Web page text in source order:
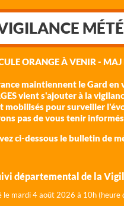
ORANGE À VENIR -
maintiennent le Gard en
vient s'ajouter à la
mobilisés pour surveiller
pas de vous tenir
ci-dessous le bulletin de
départemental de la
le mardi 4 août 2026 à 10h (heure